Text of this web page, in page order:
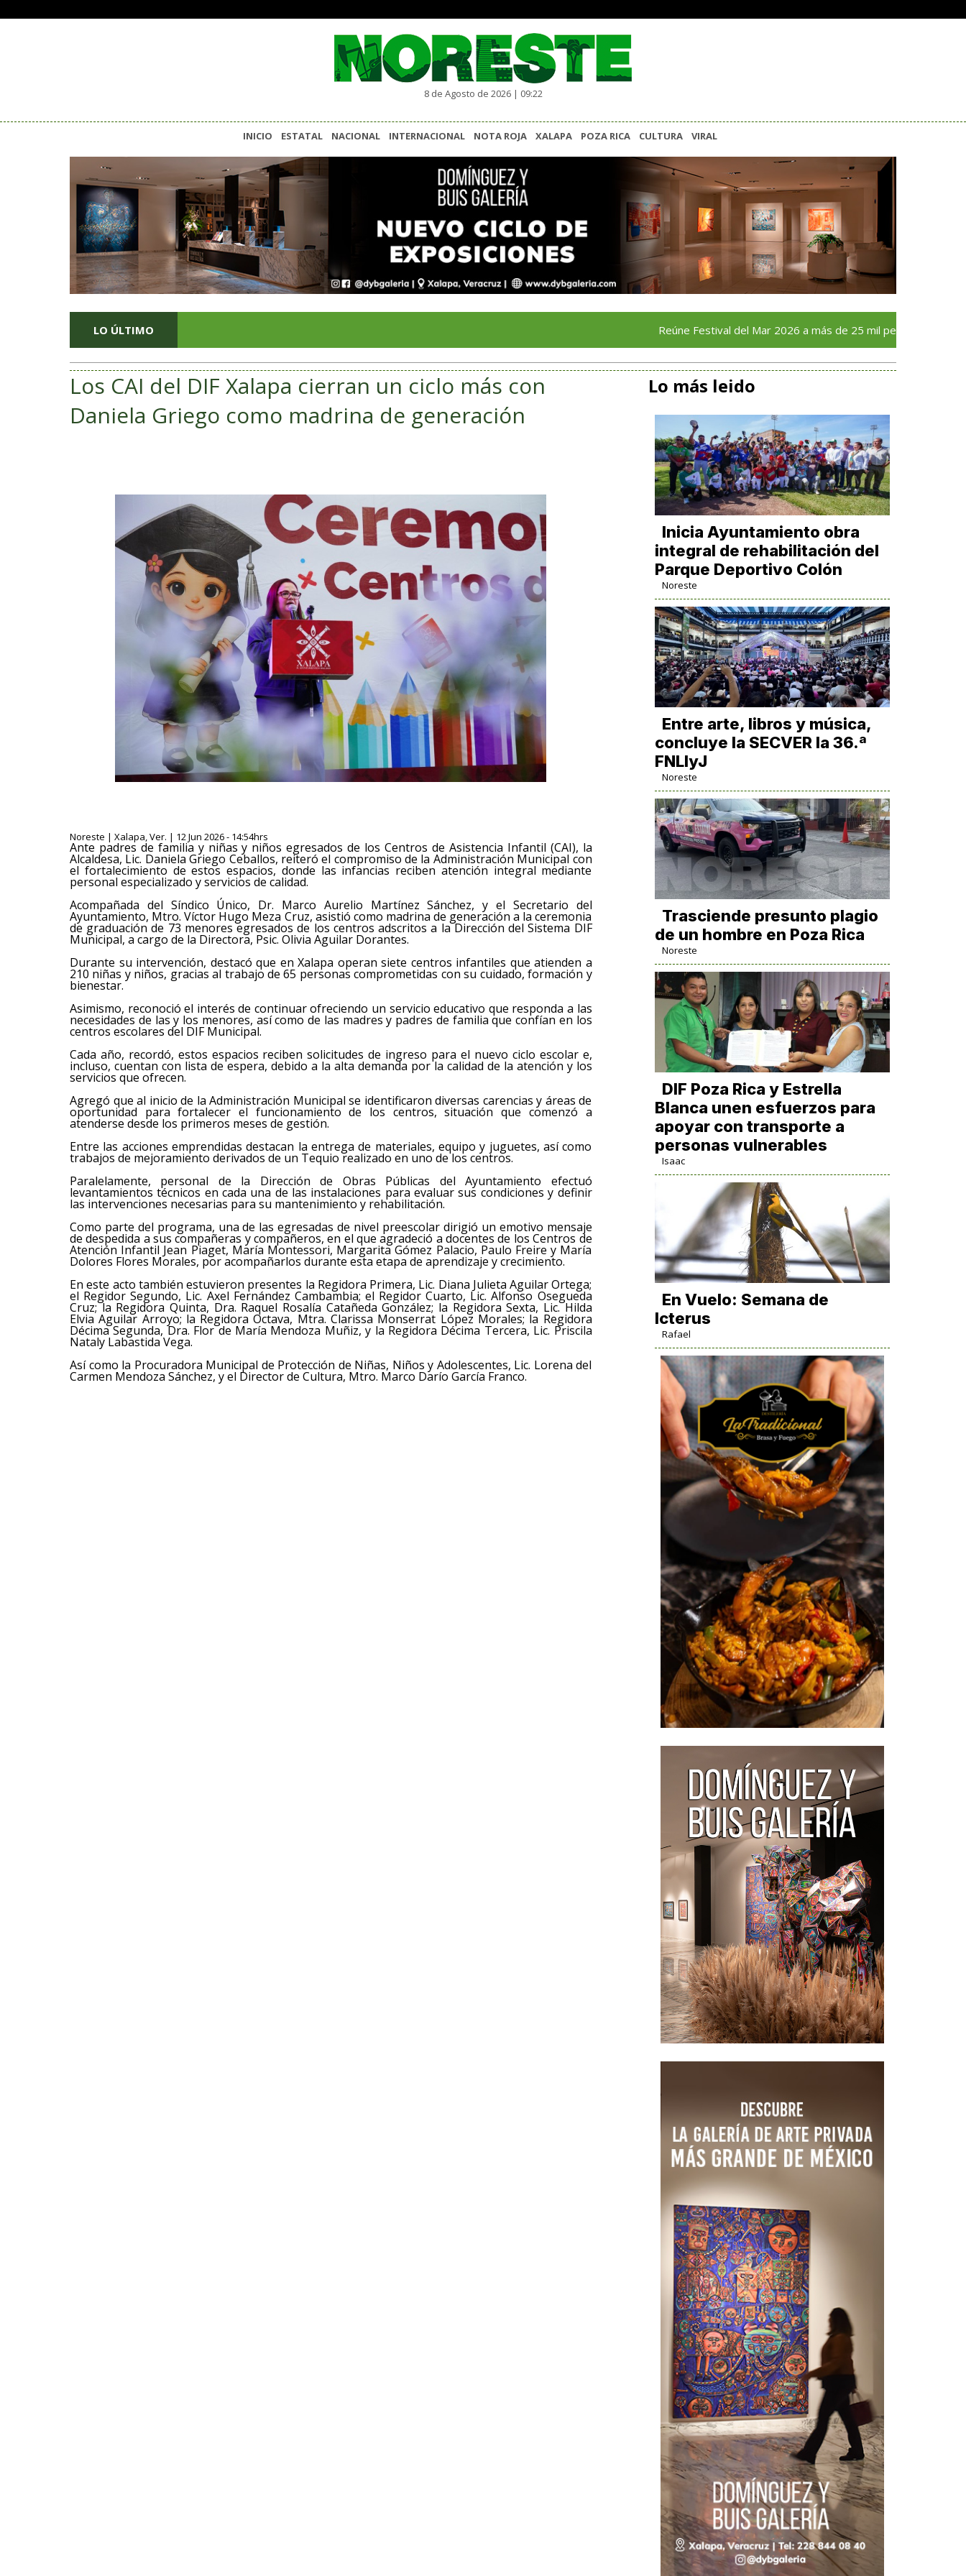
8 de Agosto de 2026 | 09:22
INICIO ESTATAL NACIONAL INTERNACIONAL NOTA ROJA XALAPA POZA RICA CULTURA VIRAL
LO ÚLTIMO Reúne Festival del Mar 2026 a más de 25 mil personas en su primer día
Los CAI del DIF Xalapa cierran un ciclo más con
Daniela Griego como madrina de generación
Noreste | Xalapa, Ver. | 12 Jun 2026 - 14:54hrs
Ante padres de familia y niñas y niños egresados de los Centros de Asistencia Infantil (CAI), la
Alcaldesa, Lic. Daniela Griego Ceballos, reiteró el compromiso de la Administración Municipal con
el fortalecimiento de estos espacios, donde las infancias reciben atención integral mediante
personal especializado y servicios de calidad.
Acompañada del Síndico Único, Dr. Marco Aurelio Martínez Sánchez, y el Secretario del
Ayuntamiento, Mtro. Víctor Hugo Meza Cruz, asistió como madrina de generación a la ceremonia
de graduación de 73 menores egresados de los centros adscritos a la Dirección del Sistema DIF
Municipal, a cargo de la Directora, Psic. Olivia Aguilar Dorantes.
Durante su intervención, destacó que en Xalapa operan siete centros infantiles que atienden a
210 niñas y niños, gracias al trabajo de 65 personas comprometidas con su cuidado, formación y
bienestar.
Asimismo, reconoció el interés de continuar ofreciendo un servicio educativo que responda a las
necesidades de las y los menores, así como de las madres y padres de familia que confían en los
centros escolares del DIF Municipal.
Cada año, recordó, estos espacios reciben solicitudes de ingreso para el nuevo ciclo escolar e,
incluso, cuentan con lista de espera, debido a la alta demanda por la calidad de la atención y los
servicios que ofrecen.
Agregó que al inicio de la Administración Municipal se identificaron diversas carencias y áreas de
oportunidad para fortalecer el funcionamiento de los centros, situación que comenzó a
atenderse desde los primeros meses de gestión.
Entre las acciones emprendidas destacan la entrega de materiales, equipo y juguetes, así como
trabajos de mejoramiento derivados de un Tequio realizado en uno de los centros.
Paralelamente, personal de la Dirección de Obras Públicas del Ayuntamiento efectuó
levantamientos técnicos en cada una de las instalaciones para evaluar sus condiciones y definir
las intervenciones necesarias para su mantenimiento y rehabilitación.
Como parte del programa, una de las egresadas de nivel preescolar dirigió un emotivo mensaje
de despedida a sus compañeras y compañeros, en el que agradeció a docentes de los Centros de
Atención Infantil Jean Piaget, María Montessori, Margarita Gómez Palacio, Paulo Freire y María
Dolores Flores Morales, por acompañarlos durante esta etapa de aprendizaje y crecimiento.
En este acto también estuvieron presentes la Regidora Primera, Lic. Diana Julieta Aguilar Ortega;
el Regidor Segundo, Lic. Axel Fernández Cambambia; el Regidor Cuarto, Lic. Alfonso Osegueda
Cruz; la Regidora Quinta, Dra. Raquel Rosalía Catañeda González; la Regidora Sexta, Lic. Hilda
Elvia Aguilar Arroyo; la Regidora Octava, Mtra. Clarissa Monserrat López Morales; la Regidora
Décima Segunda, Dra. Flor de María Mendoza Muñiz, y la Regidora Décima Tercera, Lic. Priscila
Nataly Labastida Vega.
Así como la Procuradora Municipal de Protección de Niñas, Niños y Adolescentes, Lic. Lorena del
Carmen Mendoza Sánchez, y el Director de Cultura, Mtro. Marco Darío García Franco.
Lo más leido
Inicia Ayuntamiento obra
integral de rehabilitación del
Parque Deportivo Colón
Noreste
Entre arte, libros y música,
concluye la SECVER la 36.ª
FNLIyJ
Noreste
Trasciende presunto plagio
de un hombre en Poza Rica
Noreste
DIF Poza Rica y Estrella
Blanca unen esfuerzos para
apoyar con transporte a
personas vulnerables
Isaac
En Vuelo: Semana de
Icterus
Rafael